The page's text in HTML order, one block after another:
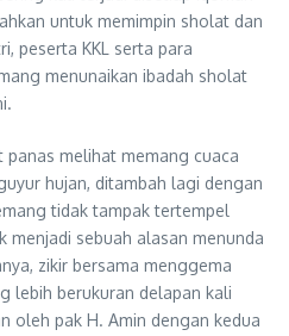
untuk memimpin sholat dan
peserta KKL serta para
menunaikan ibadah sholat
panas melihat memang cuaca
hujan, ditambah lagi dengan
tidak tampak tertempel
menjadi sebuah alasan menunda
zikir bersama menggema
lebih berukuran delapan kali
oleh pak H. Amin dengan kedua